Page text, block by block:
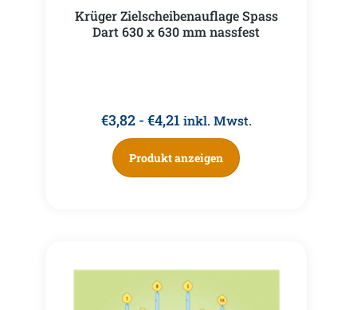
Krüger Zielscheibenauflage Spass
Dart 630 x 630 mm nassfest
€3,82- €4,21 inkl. Mwst.
Produkt anzeigen